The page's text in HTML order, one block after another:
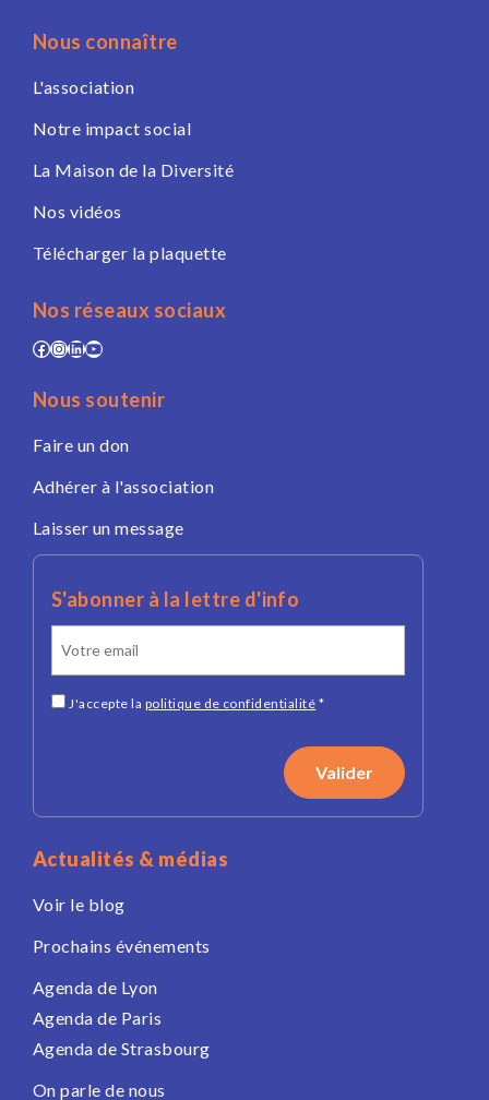
Nous connaître
L'association
Notre impact social
La Maison de la Diversité
Nos vidéos
Télécharger la plaquette
Nos réseaux sociaux
Facebook
Instagram
LinkedIn
YouTube
Nous soutenir
Faire un don
Adhérer à l'association
Laisser un message
S'abonner à la lettre d'info
J'accepte la politique de confidentialité *
Actualités & médias
Voir le blog
Prochains événements
Agenda de Lyon
Agenda de Paris
Agenda de Strasbourg
On parle de nous